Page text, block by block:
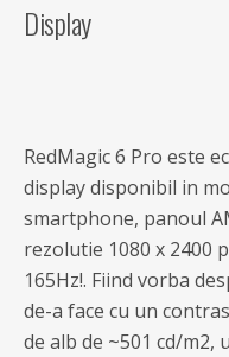
Display
RedMagic 6 Pro este
display disponibil in
smartphone, panoul
rezolutie 1080 x 2400
165Hz!. Fiind vorba
de-a face cu un
de alb de ~501 cd/m2,